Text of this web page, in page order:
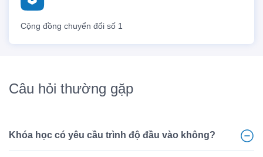
Cộng đồng chuyển đổi số 1
Câu hỏi thường gặp
Khóa học có yêu cầu trình độ đầu vào không?